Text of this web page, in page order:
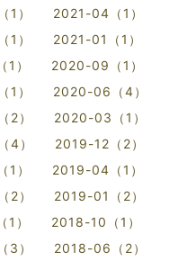
1）
2021-04（1）
1）
2021-01（1）
）
2020-09（1）
1）
2020-06（4）
2）
2020-03（1）
4）
2019-12（2）
）
2019-04（1）
2）
2019-01（2）
）
2018-10（1）
3）
2018-06（2）